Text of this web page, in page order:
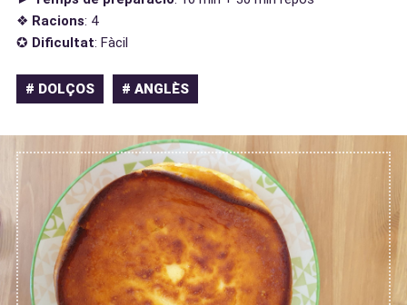
❖ Racions: 4
✪ Dificultat: Fàcil
# DOLÇOS # ANGLÈS